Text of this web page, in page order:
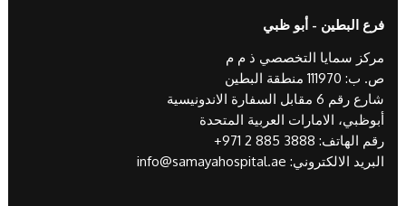
فرع البطين - أبو ظبي
مركز سمايا التخصصي ذ م م
ص. ب: 111970 منطقة البطين
شارع رقم 6 مقابل السفارة الاندونيسية
أبوظبي، الامارات العربية المتحدة
رقم الهاتف:+971 2 885 3888
البريد الالكتروني:info@samayahospital.ae